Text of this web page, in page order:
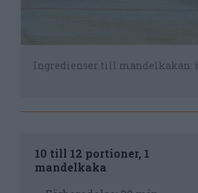
Ingredienser till mandelkakan:
10 till 12 portioner, 1
mandelkaka